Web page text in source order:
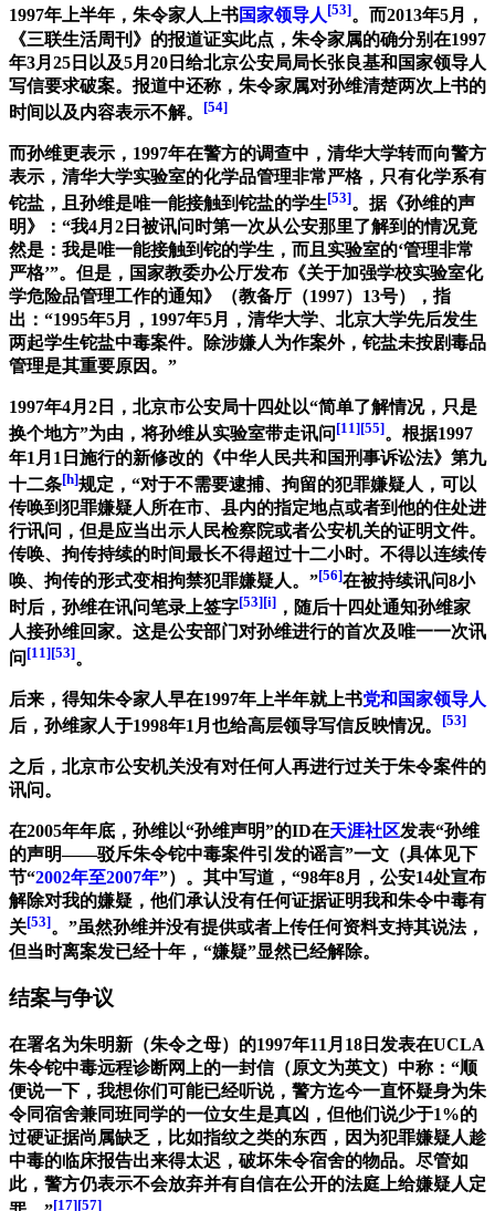
1997年上半年，朱令家人上书国家领导人[53]。而2013年5月，
《三联生活周刊》的报道证实此点，朱令家属的确分别在1997
年3月25日以及5月20日给北京公安局局长张良基和国家领导人
写信要求破案。报道中还称，朱令家属对孙维清楚两次上书的
时间以及内容表示不解。
[54]
而孙维更表示，1997年在警方的调查中，清华大学转而向警方
表示，清华大学实验室的化学品管理非常严格，只有化学系有
铊盐，且孙维是唯一能接触到铊盐的学生[53]。据《孙维的声
明》：“我4月2日被讯问时第一次从公安那里了解到的情况竟
然是：我是唯一能接触到铊的学生，而且实验室的‘管理非常
严格’”。但是，国家教委办公厅发布《关于加强学校实验室化
学危险品管理工作的通知》（教备厅（1997）13号），指
出：“1995年5月，1997年5月，清华大学、北京大学先后发生
两起学生铊盐中毒案件。除涉嫌人为作案外，铊盐未按剧毒品
管理是其重要原因。”
1997年4月2日，北京市公安局十四处以“简单了解情况，只是
换个地方”为由，将孙维从实验室带走讯问 [11][55]。根据1997
年1月1日施行的新修改的《中华人民共和国刑事诉讼法》第九
十二条[h]规定，“对于不需要逮捕、拘留的犯罪嫌疑人，可以
传唤到犯罪嫌疑人所在市、县内的指定地点或者到他的住处进
行讯问，但是应当出示人民检察院或者公安机关的证明文件。
传唤、拘传持续的时间最长不得超过十二小时。不得以连续传
唤、拘传的形式变相拘禁犯罪嫌疑人。”[56]在被持续讯问8小
时后，孙维在讯问笔录上签字[53][i] ，随后十四处通知孙维家
人接孙维回家。这是公安部门对孙维进行的首次及唯一一次讯
问 [11][53]。
后来，得知朱令家人早在1997年上半年就上书党和国家领导人
后，孙维家人于1998年1月也给高层领导写信反映情况。
[53]
之后，北京市公安机关没有对任何人再进行过关于朱令案件的
讯问。
在2005年年底，孙维以“孙维声明”的ID在天涯社区发表“孙维
的声明——驳斥朱令铊中毒案件引发的谣言”一文（具体见下
节“2002年至2007年”）。其中写道，“98年8月，公安14处宣布
解除对我的嫌疑，他们承认没有任何证据证明我和朱令中毒有
关[53]。”虽然孙维并没有提供或者上传任何资料支持其说法，
但当时离案发已经十年，“嫌疑”显然已经解除。
结案与争议
在署名为朱明新（朱令之母）的1997年11月18日发表在UCLA
朱令铊中毒远程诊断网上的一封信（原文为英文）中称：“顺
便说一下，我想你们可能已经听说，警方迄今一直怀疑身为朱
令同宿舍兼同班同学的一位女生是真凶，但他们说少于1%的
过硬证据尚属缺乏，比如指纹之类的东西，因为犯罪嫌疑人趁
中毒的临床报告出来得太迟，破坏朱令宿舍的物品。尽管如
此，警方仍表示不会放弃并有自信在公开的法庭上给嫌疑人定
[17][57]